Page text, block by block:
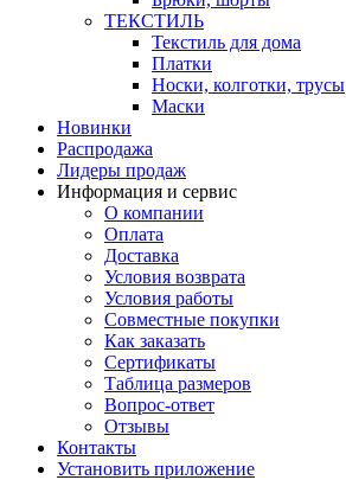
ТЕКСТИЛЬ
Текстиль для дома
Платки
Носки, колготки, трусы
Маски
Новинки
Распродажа
Лидеры продаж
Информация и сервис
О компании
Оплата
Доставка
Условия возврата
Условия работы
Совместные покупки
Как заказать
Сертификаты
Таблица размеров
Вопрос-ответ
Отзывы
Контакты
Установить приложение